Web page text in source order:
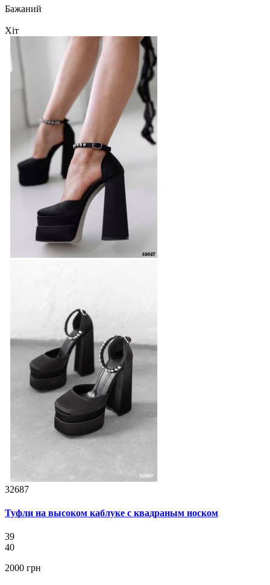
Бажаний
Хіт
32687
Туфли на высоком каблуке с квадраным носком
39
40
2000 грн